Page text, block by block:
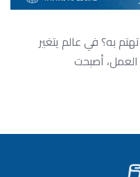
به؟ في عالم يتغير
أصبحت